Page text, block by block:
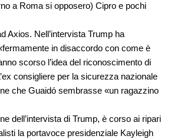
a Roma si opposero) Cipro e pochi
Axios. Nell’intervista Trump ha
in disaccordo con come è
scorso l’idea del riconoscimento di
consigliere per la sicurezza nazionale
che Guaidó sembrasse «un ragazzino
dell’intervista di Trump, è corso ai ripari
la portavoce presidenziale Kayleigh